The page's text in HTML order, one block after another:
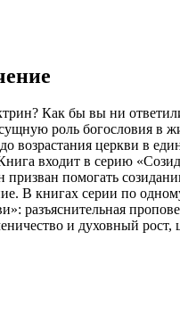
Как бы вы ни
роль богословия в
возрастания церкви в
входит в серию
помогать
В книгах серии по
разъяснительная
и духовный